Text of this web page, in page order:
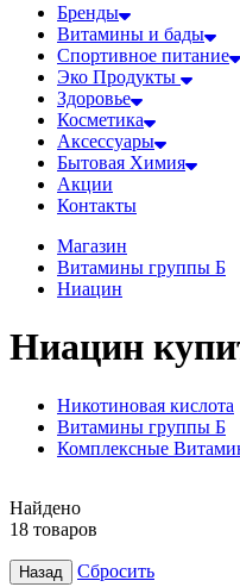
Бренды
Витамины и бады
Спортивное питание
Эко Продукты
Здоровье
Косметика
Аксессуары
Бытовая Химия
Акции
Контакты
Магазин
Витамины группы Б
Ниацин
Ниацин
Никотиновая кислота
Витамины группы Б
Комплексные
Найдено
18 товаров
Назад
Сбросить